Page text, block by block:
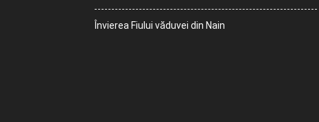
Învierea Fiului văduvei din Nain